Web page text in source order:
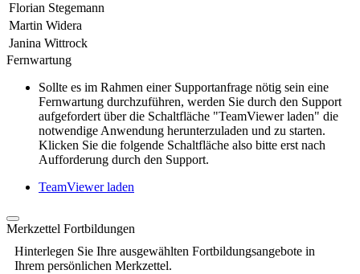
Florian Stegemann
Martin Widera
Janina Wittrock
Fernwartung
Sollte es im Rahmen einer Supportanfrage nötig sein eine
Fernwartung durchzuführen, werden Sie durch den Support
aufgefordert über die Schaltfläche "TeamViewer laden" die
notwendige Anwendung herunterzuladen und zu starten.
Klicken Sie die folgende Schaltfläche also bitte erst nach
Aufforderung durch den Support.
TeamViewer laden
Merkzettel Fortbildungen
Hinterlegen Sie Ihre ausgewählten Fortbildungsangebote in
Ihrem persönlichen Merkzettel.